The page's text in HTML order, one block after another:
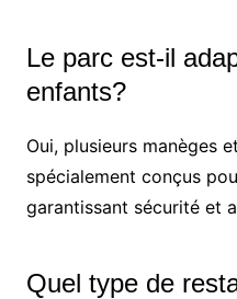
Le parc est-il
enfants?
Oui, plusieurs manèges
spécialement conçus
garantissant sécurité et
Quel type de